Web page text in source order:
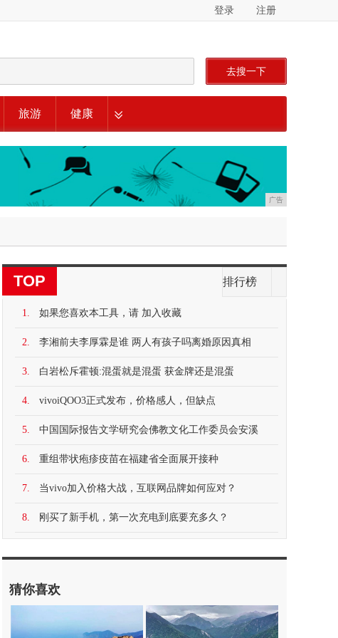
登录 注册
去搜一下
旅游 健康
广告
TOP 排行榜
1. 如果您喜欢本工具，请 加入收藏
2. 李湘前夫李厚霖是谁 两人有孩子吗离婚原因真相
3. 白岩松斥霍顿:混蛋就是混蛋 获金牌还是混蛋
4. vivoiQOO3正式发布，价格感人，但缺点
5. 中国国际报告文学研究会佛教文化工作委员会安溪
6. 重组带状疱疹疫苗在福建省全面展开接种
7. 当vivo加入价格大战，互联网品牌如何应对？
8. 刚买了新手机，第一次充电到底要充多久？
猜你喜欢